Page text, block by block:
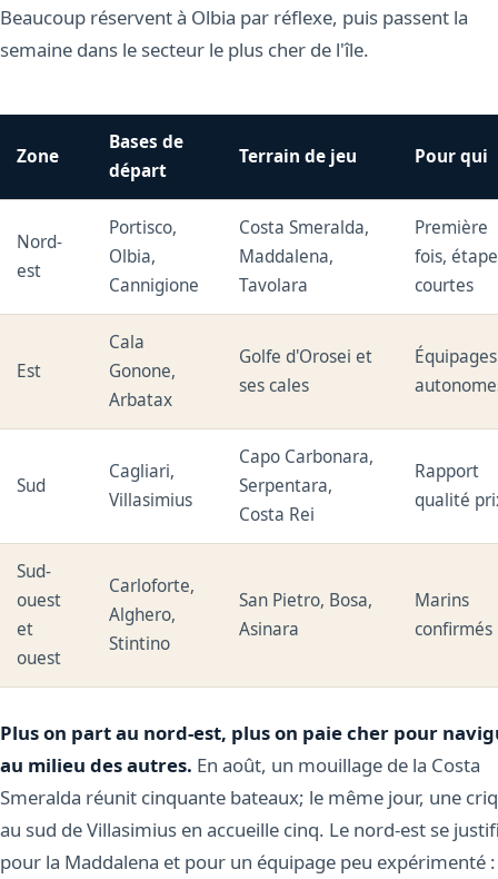
Beaucoup réservent à Olbia par réflexe, puis passent la
semaine dans le secteur le plus cher de l'île.
Zone
Bases de
départ
Terrain de jeu Pour qui
Nord-
est
Portisco,
Olbia,
Cannigione
Costa Smeralda,
Maddalena,
Tavolara
Première
fois,
courtes
Est
Cala
Gonone,
Arbatax
Golfe d'Orosei et
ses cales
Équipages
Sud
Cagliari,
Villasimius
Capo Carbonara,
Serpentara,
Costa Rei
Rapport
qualité
Sud-
ouest
et
ouest
Carloforte,
Alghero,
Stintino
San Pietro, Bosa,
Asinara
Marins
confirmés
Plus on part au nord-est, plus on paie cher pour
au milieu des autres. En août, un mouillage de la Costa
Smeralda réunit cinquante bateaux; le même jour, une
au sud de Villasimius en accueille cinq. Le nord-est se
pour la Maddalena et pour un équipage peu expérimenté